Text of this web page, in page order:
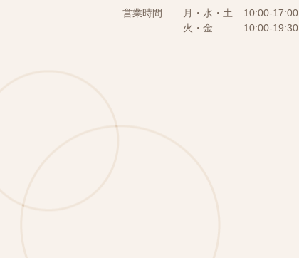
営業時間
月・水・土
10:00-17:00
火・金
10:00-19:30